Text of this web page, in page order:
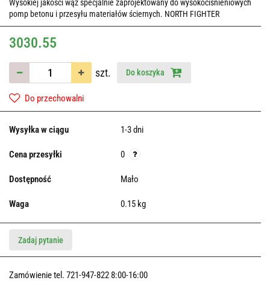
Wysokiej jakości wąż specjalnie zaprojektowany do wysokociśnieniowych
pomp betonu i przesyłu materiałów ściernych. NORTH FIGHTER
3030.55
szt. Do koszyka
Do przechowalni
Wysyłka w ciągu 1-3 dni
Cena przesyłki 0
Dostępność Mało
Waga 0.15 kg
Zadaj pytanie
Zamówienie tel. 721-947-822 8:00-16:00